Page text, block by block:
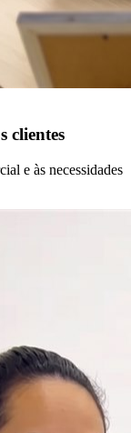
clientes
e às necessidades